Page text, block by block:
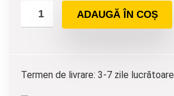
ADAUGĂ ÎN COȘ
Termen de livrare: 3-7 zile lucrătoare